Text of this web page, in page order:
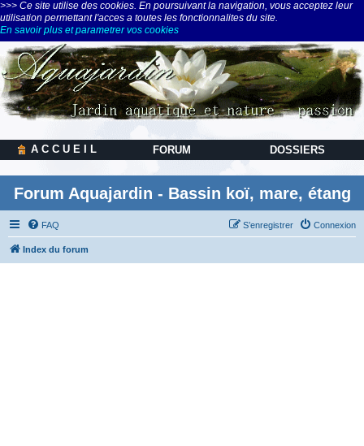
>>> Ce site utilise des cookies. En poursuivant la navigation, vous acceptez leur
utilisation permettant l'acces a toutes les fonctionnalites du site.
En savoir plus et parametrer vos cookies
A C C U E I L FORUM DOSSIERS
Forum Aquajardin - Bassin koï, mare, étang
FAQ Connexion
S’enregistrer
Index du forum